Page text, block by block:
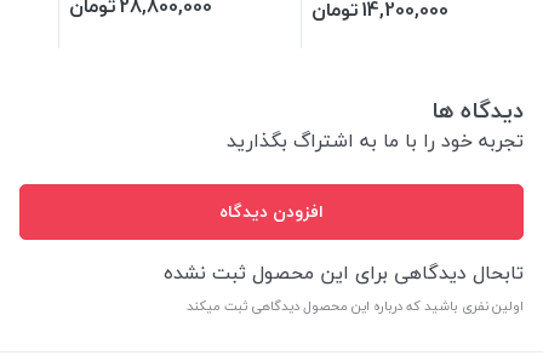
14,200,000تومان
دیدگاه ها
تجربه خود را با ما به اشتراگ بگذارید
افزودن دیدگاه
تابحال دیدگاهی برای این محصول ثبت نشده
اولین نفری باشید که درباره این محصول دیدگاهی ثبت میکند